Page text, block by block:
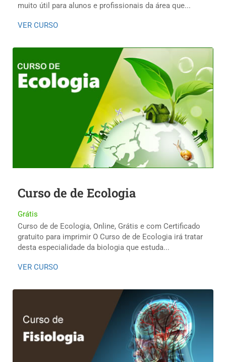
muito útil para alunos e profissionais da área que...
VER CURSO
Curso de de Ecologia
Grátis
Curso de de Ecologia, Online, Grátis e com Certificado
gratuito para imprimir O Curso de de Ecologia irá tratar
desta especialidade da biologia que estuda...
VER CURSO